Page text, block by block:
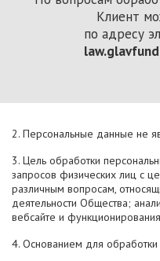
Клиент
по адресу
2. Персональные данные не
3. Цель обработки
запросов физических лиц с
различным вопросам,
деятельности Общества;
вебсайте и
4. Основанием для